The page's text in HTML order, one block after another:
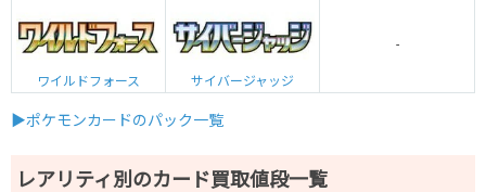
ワイルドフォース サイバージャッジ
-
▶ポケモンカードのパック一覧
レアリティ別のカード買取値段一覧